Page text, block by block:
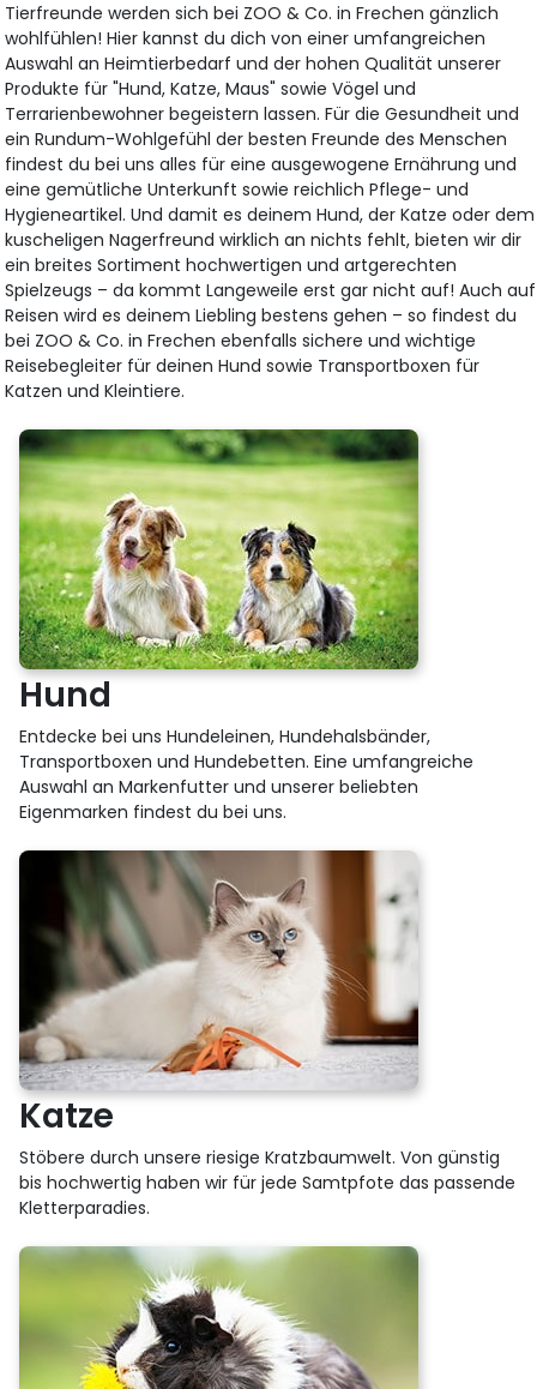
Tierfreunde werden sich bei ZOO & Co. in Frechen gänzlich
wohlfühlen! Hier kannst du dich von einer umfangreichen
Auswahl an Heimtierbedarf und der hohen Qualität unserer
Produkte für "Hund, Katze, Maus" sowie Vögel und
Terrarienbewohner begeistern lassen. Für die Gesundheit und
ein Rundum-Wohlgefühl der besten Freunde des Menschen
findest du bei uns alles für eine ausgewogene Ernährung und
eine gemütliche Unterkunft sowie reichlich Pflege- und
Hygieneartikel. Und damit es deinem Hund, der Katze oder dem
kuscheligen Nagerfreund wirklich an nichts fehlt, bieten wir dir
ein breites Sortiment hochwertigen und artgerechten
Spielzeugs – da kommt Langeweile erst gar nicht auf! Auch auf
Reisen wird es deinem Liebling bestens gehen – so findest du
bei ZOO & Co. in Frechen ebenfalls sichere und wichtige
Reisebegleiter für deinen Hund sowie Transportboxen für
Katzen und Kleintiere.
Hund
Entdecke bei uns Hundeleinen, Hundehalsbänder,
Transportboxen und Hundebetten. Eine umfangreiche
Auswahl an Markenfutter und unserer beliebten
Eigenmarken findest du bei uns.
Katze
Stöbere durch unsere riesige Kratzbaumwelt. Von günstig
bis hochwertig haben wir für jede Samtpfote das passende
Kletterparadies.